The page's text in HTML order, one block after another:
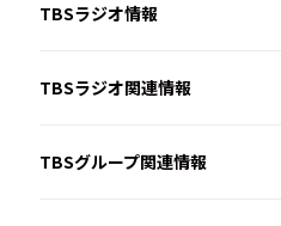
TBSラジオ情報
TBSラジオ関連情報
TBSグループ関連情報